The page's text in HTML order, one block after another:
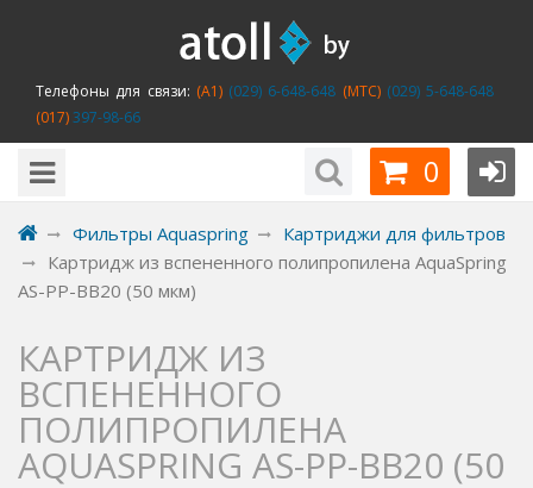
Телефоны для связи: (A1)(029) 6-648-648 (MTC)(029) 5-648-648
(017)397-98-66
0
Фильтры Aquaspring
Картриджи для фильтров
Картридж из вспененного полипропилена AquaSpring
AS-PP-BB20 (50 мкм)
КАРТРИДЖ ИЗ
ВСПЕНЕННОГО
ПОЛИПРОПИЛЕНА
AQUASPRING AS-PP-BB20 (50